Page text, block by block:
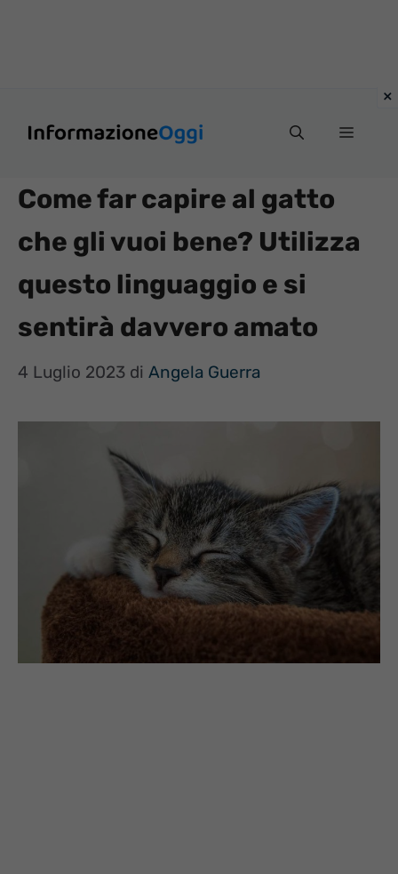
Menu
Come far capire al gatto
che gli vuoi bene? Utilizza
questo linguaggio e si
sentirà davvero amato
4 Luglio 2023 di Angela Guerra